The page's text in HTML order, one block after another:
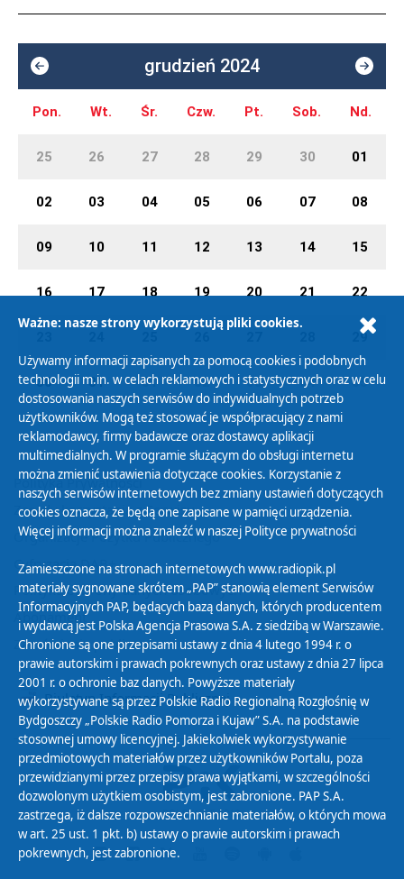
grudzień 2024
Pon. Wt. Śr. Czw. Pt. Sob. Nd.
25 26 27 28 29 30 01
02 03 04 05 06 07 08
09 10 11 12 13 14 15
16 17 18 19 20 21 22
29
30 31 01 02 03 04 05
Polityka Prywatności
Zasady korzystania z Serwisu
Organizacje Pożytku Publicznego
Cyfryzacja DAB+
Polityka ochrony danych osobowych
Abonament
Zamówienia publiczne
Biuletyn Informacji Publicznej
Ważne: nasze strony wykorzystują pliki cookies.
Używamy informacji zapisanych za pomocą cookies i podobnych
technologii m.in. w celach reklamowych i statystycznych oraz w celu
dostosowania naszych serwisów do indywidualnych potrzeb
użytkowników. Mogą też stosować je współpracujący z nami
reklamodawcy, firmy badawcze oraz dostawcy aplikacji
multimedialnych. W programie służącym do obsługi internetu
można zmienić ustawienia dotyczące cookies. Korzystanie z
naszych serwisów internetowych bez zmiany ustawień dotyczących
cookies oznacza, że będą one zapisane w pamięci urządzenia.
Więcej informacji można znaleźć w naszej Polityce prywatności
Zamieszczone na stronach internetowych www.radiopik.pl
materiały sygnowane skrótem „PAP” stanowią element Serwisów
Informacyjnych PAP, będących bazą danych, których producentem
i wydawcą jest Polska Agencja Prasowa S.A. z siedzibą w Warszawie.
Chronione są one przepisami ustawy z dnia 4 lutego 1994 r. o
prawie autorskim i prawach pokrewnych oraz ustawy z dnia 27 lipca
2001 r. o ochronie baz danych. Powyższe materiały
wykorzystywane są przez Polskie Radio Regionalną Rozgłośnię w
Bydgoszczy „Polskie Radio Pomorza i Kujaw” S.A. na podstawie
stosownej umowy licencyjnej. Jakiekolwiek wykorzystywanie
przedmiotowych materiałów przez użytkowników Portalu, poza
przewidzianymi przez przepisy prawa wyjątkami, w szczególności
dozwolonym użytkiem osobistym, jest zabronione. PAP S.A.
zastrzega, iż dalsze rozpowszechnianie materiałów, o których mowa
w art. 25 ust. 1 pkt. b) ustawy o prawie autorskim i prawach
pokrewnych, jest zabronione.